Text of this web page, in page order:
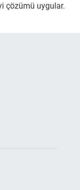
çözümü uygular.